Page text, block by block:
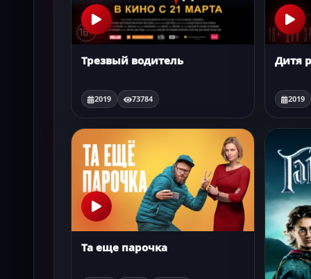
Трезвый водитель
2019 73784
Дитя
2019
Та еще парочка